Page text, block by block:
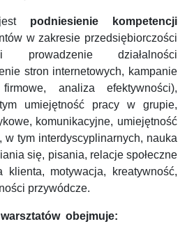
podniesienie kompetencji
w zakresie przedsiębiorczości
prowadzenie działalności
stron internetowych, kampanie
analiza efektywności),
umiejętność pracy w grupie,
komunikacyjne, umiejętność
w tym interdyscyplinarnych, nauka
się, pisania, relacje społeczne
klienta, motywacja, kreatywność,
przywódcze.
obejmuje: